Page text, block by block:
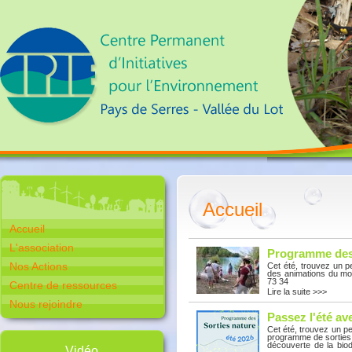
Accueil
L'association
Nos Actions
Centre de ressources
Nous rejoindre
Accueil
Programme
Cet été, trouvez un
des animations du
73 34
Lire la suite >>>
Passez l'été
Cet été, trouvez un
programme de
découverte de la